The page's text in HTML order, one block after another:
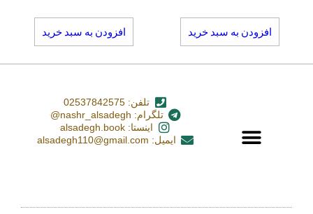
افزودن به سبد خرید افزودن به سبد خرید
تلفن: 02537842575
تلگرام: nashr_alsadegh@
اینستا: alsadegh.book
ایمیل: alsadegh110@gmail.com